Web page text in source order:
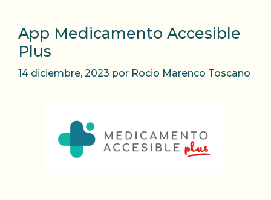
App Medicamento Accesible
Plus
14 diciembre, 2023 por Rocio Marenco Toscano